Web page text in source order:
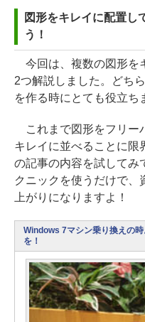
図形をキレイに配置し
う！
今回は、複数の図形を
2つ解説しました。どち
を作る時にとても役立ち
これまで図形をフリー
キレイに並べることに限
の記事の内容を試してみ
クニックを使うだけで、
上がりになりますよ！
Windows 7マシン乗り換えの
を！